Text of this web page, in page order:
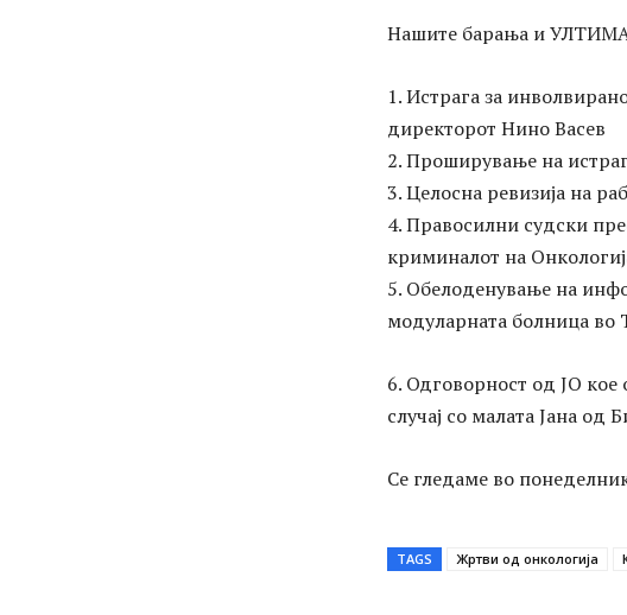
Нашите барања и
1. Истрага за
директорот Нино Васев
2. Проширување на
3. Целосна ревизија на
4. Правосилни судски
криминалот на
5. Обелоденување на
модуларната болница во
6. Одговорност од ЈО
случај со малата Јана од
Се гледаме во
TAGS Жртви од онкологија